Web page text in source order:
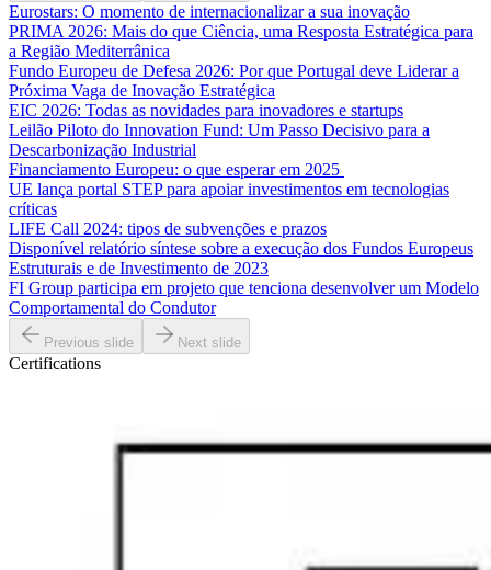
Eurostars: O momento de internacionalizar a sua inovação
PRIMA 2026: Mais do que Ciência, uma Resposta Estratégica para
a Região Mediterrânica
Fundo Europeu de Defesa 2026: Por que Portugal deve Liderar a
Próxima Vaga de Inovação Estratégica
EIC 2026: Todas as novidades para inovadores e startups
Leilão Piloto do Innovation Fund: Um Passo Decisivo para a
Descarbonização Industrial
Financiamento Europeu: o que esperar em 2025
UE lança portal STEP para apoiar investimentos em tecnologias
críticas
LIFE Call 2024: tipos de subvenções e prazos
Disponível relatório síntese sobre a execução dos Fundos Europeus
Estruturais e de Investimento de 2023
FI Group participa em projeto que tenciona desenvolver um Modelo
Comportamental do Condutor
Previous slide Next slide
Certifications